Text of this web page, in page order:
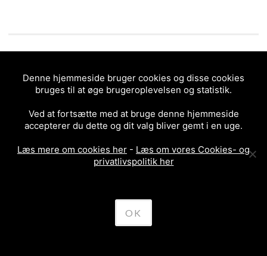
Denne hjemmeside bruger cookies og disse cookies
bruges til at øge brugeroplevelsen og statistik.
Ved at fortsætte med at bruge denne hjemmeside
accepterer du dette og dit valg bliver gemt i en uge.
Læs mere om cookies her - Læs om vores Cookies- og
privatlivspolitik her
OK